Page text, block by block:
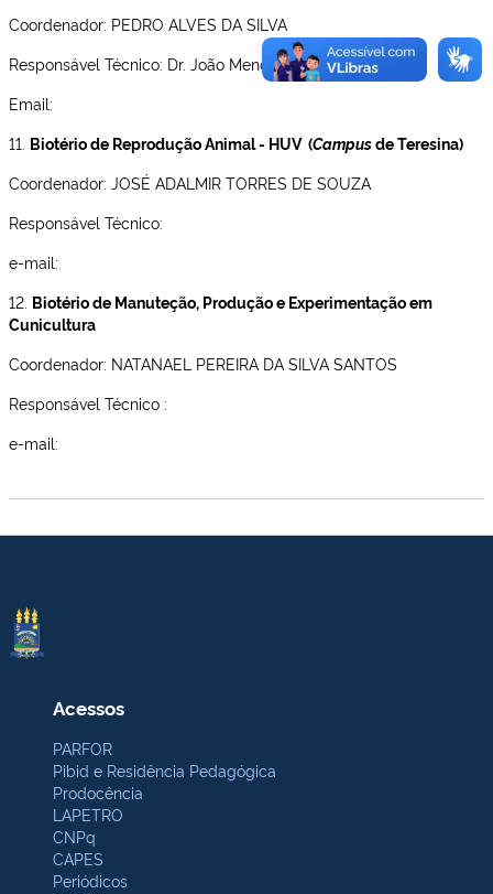
Coordenador: PEDRO ALVES DA SILVA
Responsável Técnico: Dr. João Mendes Frazão Sobrinho
Email:
11. Biotério de Reprodução Animal - HUV (Campusde Teresina)
Coordenador: JOSÉ ADALMIR TORRES DE SOUZA
Responsável Técnico:
e-mail:
12. Biotério de Manuteção, Produção e Experimentação em
Cunicultura
Coordenador: NATANAEL PEREIRA DA SILVA SANTOS
Responsável Técnico :
e-mail:
Acessos
PARFOR
Pibid e Residência Pedagógica
Prodocência
LAPETRO
CNPq
CAPES
Periódicos